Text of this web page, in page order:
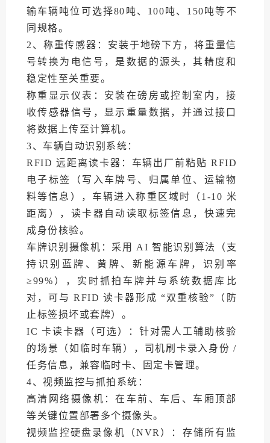
输车辆吨位可选择80吨、100吨、150吨等不
同规格。
2、称重传感器：安装于地磅下方，将重量信
号转换为电信号，是数据的源头，其精度和
稳定性至关重要。
称重显示仪表：安装在磅房或控制室内，接
收传感器信号，显示重量数据，并通过接口
将数据上传至计算机。
3、车辆自动识别系统：
RFID 远距离读卡器：车辆出厂前粘贴 RFID
电子标签（写入车牌号、归属单位、运输物
料等信息），车辆进入称重区域时（1-10 米
距离），读卡器自动读取标签信息，快速完
成身份核验。
车牌识别摄像机：采用 AI 智能识别算法（支
持识别蓝牌、黄牌、新能源车牌，识别率
≥99%），实时抓拍车牌并与系统数据库比
对，可与 RFID 读卡器形成 “双重核验”（防
止标签损坏或套牌）。
IC 卡读卡器（可选）：针对需人工辅助核验
的场景（如临时车辆），司机刷卡录入身份 /
任务信息，兼容临时卡、固定卡管理。
4、视频监控与抓拍系统：
高清网络摄像机：在车前、车后、车厢顶部
等关键位置部署多个摄像头。
视频监控硬盘录像机（NVR）：存储所有监